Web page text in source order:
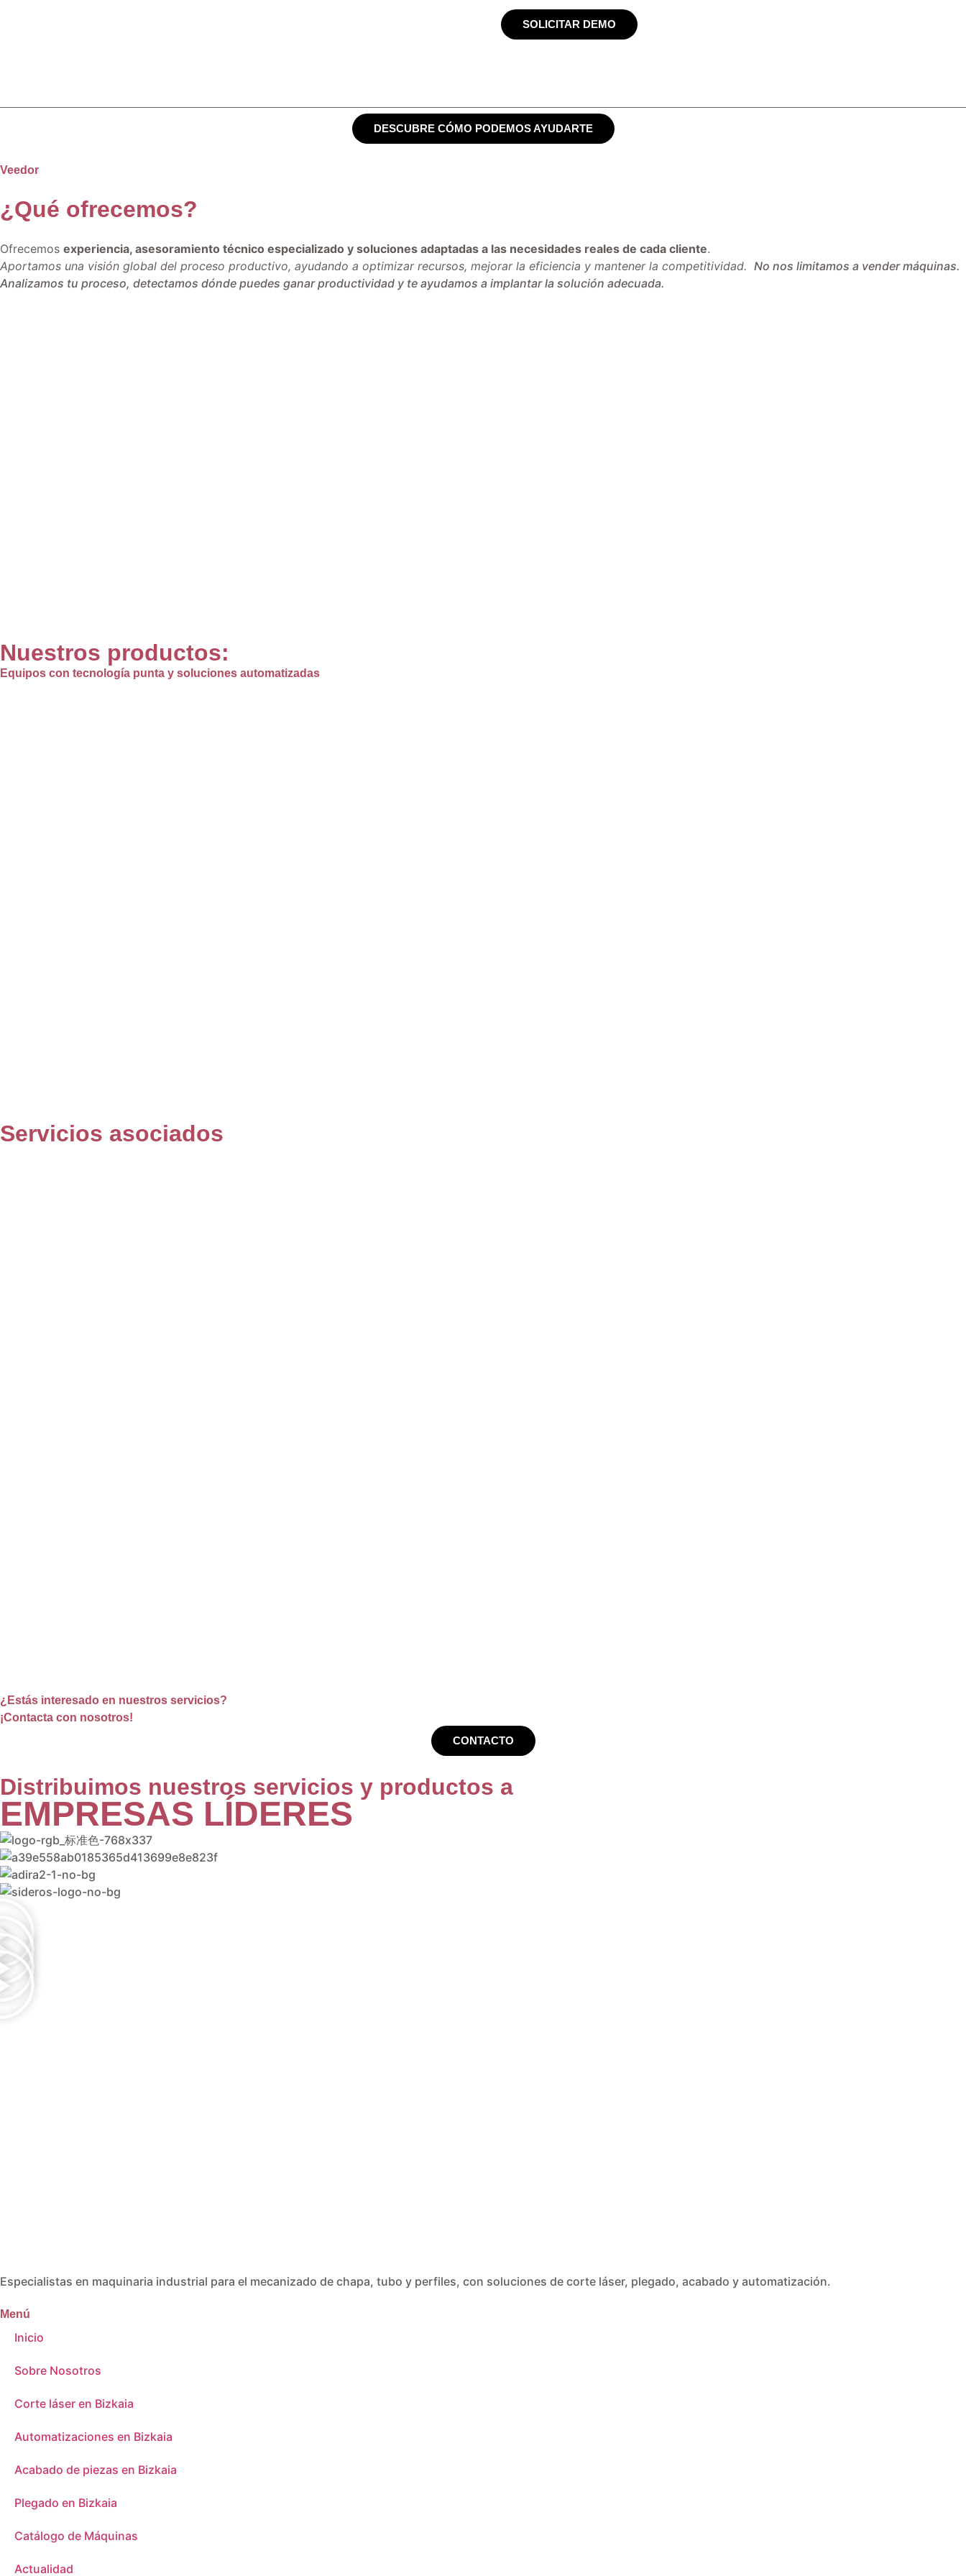
SOLICITAR DEMO
DESCUBRE CÓMO PODEMOS AYUDARTE
Veedor
¿Qué ofrecemos?
Ofrecemos experiencia, asesoramiento técnico especializado y soluciones adaptadas a las necesidades reales de cada cliente.
Aportamos una visión global del proceso productivo, ayudando a optimizar recursos, mejorar la eficiencia y mantener la competitividad. No nos limitamos a vender máquinas.
Analizamos tu proceso, detectamos dónde puedes ganar productividad y te ayudamos a implantar la solución adecuada.
Nuestros productos:
Equipos con tecnología punta y soluciones automatizadas
Servicios asociados
¿Estás interesado en nuestros servicios?
¡Contacta con nosotros!
CONTACTO
Distribuimos nuestros servicios y productos a
EMPRESAS LÍDERES
Especialistas en maquinaria industrial para el mecanizado de chapa, tubo y perfiles, con soluciones de corte láser, plegado, acabado y automatización.
Menú
Inicio
Sobre Nosotros
Corte láser en Bizkaia
Automatizaciones en Bizkaia
Acabado de piezas en Bizkaia
Plegado en Bizkaia
Catálogo de Máquinas
Actualidad